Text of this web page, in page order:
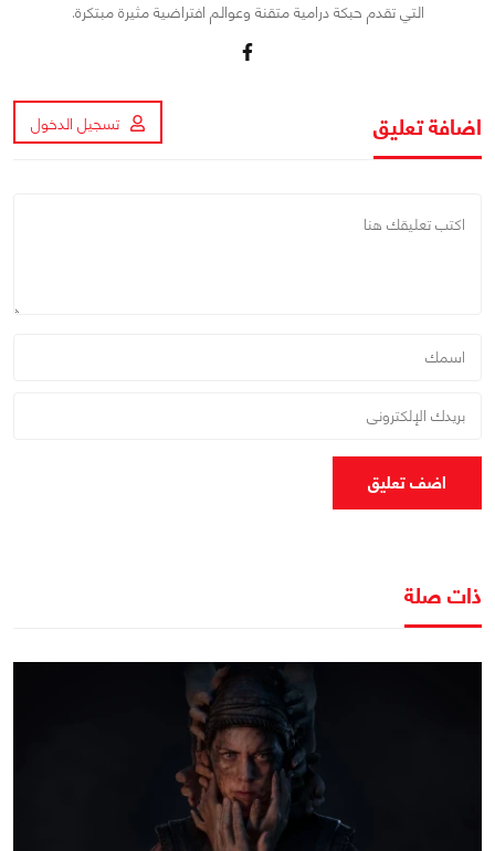
التي تقدم حبكة درامية متقنة وعوالم افتراضية مثيرة مبتكرة.
اضافة تعليق تسجيل الدخول
اضف تعليق
ذات صلة